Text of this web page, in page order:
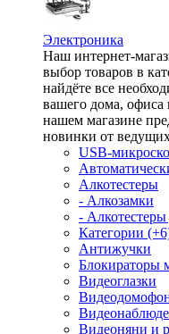
Электроника
Наш интернет-
выбор товаров в
найдёте все
вашего дома, офиса
нашем магазине
новинки от
USB-
Алкотестеры
- Алкозамки
-
Категории
Антижучки
Блокираторы
Видеоглазки
Видеоняни и